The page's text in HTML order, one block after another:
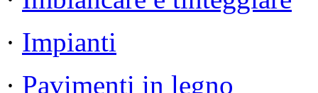
· Impianti
· Pavimenti in legno